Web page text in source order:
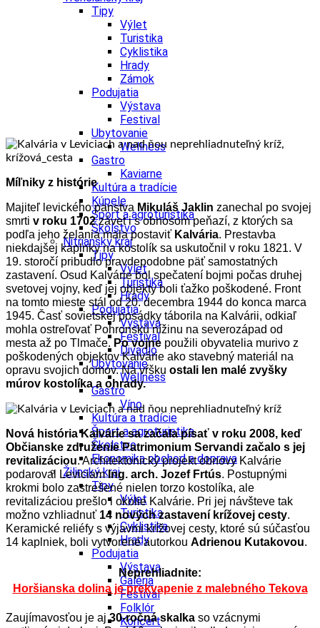
Tipy
Výlet
Turistika
Cyklistika
Hrady
Zámok
Podujatia
Výstava
Festival
Ubytovanie
Wellness
Gastro
Kaviarne
Kultúra a tradície
Kúpele
Šport a agroturistika
Školstvo
Nitriansky kraj
Tipy
Výlet
Turistika
Hrady
Podujatia
Výstava
Festival
Divadlo
Ubytovanie
Wellness
Gastro
Víno
Kultúra a tradície
Šport a agroturistika
Školstvo
Ekonomika obchod a doprava
Žilinský kraj
Tipy
Výlet
Turistika
Cyklistika
Hrady
Podujatia
Výstava
Galéria
Festival
Folklór
Koncert
Míľniky z histórie
Majiteľ levického panstva Mikuláš Jaklin zanechal po svojej
smrti v roku 1702závet i s obnosom peňazí, z ktorých sa
podľa jeho želania mala postaviť Kalvária. Prestavba
niekdajšej kaplnky na kostolík sa uskutočnil v roku 1821. V
19. storočí pribudlo pravdepodobne päť samostatných
zastavení. Osud Kalvárie bol spečatení bojmi počas druhej
svetovej vojny, keď jej objekty boli ťažko poškodené. Front
na tomto mieste stál od 20. decembra 1944 do konca marca
1945. Časť sovietskej posádky táborila na Kalvárii, odkiaľ
mohla ostreľovať Pohronskú nížinu na severozápad od
mesta až po Tlmače. Po vojne použili obyvatelia murivo z
poškodených objektov Kalvárie ako stavebný materiál na
opravu svojich domov. Na vŕšku ostali len malé zvyšky
múrov kostolíka a ohrady.
Nová história Kalvárie sa začala písať v roku 2008, keď
Občianske združenie Patrimonium Servandi začalo s jej
revitalizáciou. Architektonický projekt obnovy Kalvárie
podaroval LeviciamIng. arch. Jozef Frtús. Postupnými
krokmi bolo zastrešené nielen torzo kostolíka, ale
revitalizáciou prešlo i okolie Kalvárie. Pri jej návšteve tak
možno vzhliadnuť 14 nových zastavení krížovej cesty.
Keramické reliéfy s výjavmi krížovej cesty, ktoré sú súčasťou
14 kaplniek, boli vytvorené autorkou Adrienou Kutakovou.
Neprehliadnite:
Horšianska dolina je prekvapenie z malebného Tekova
Zaujímavosťou je aj30-ročná skalka so vzácnymi